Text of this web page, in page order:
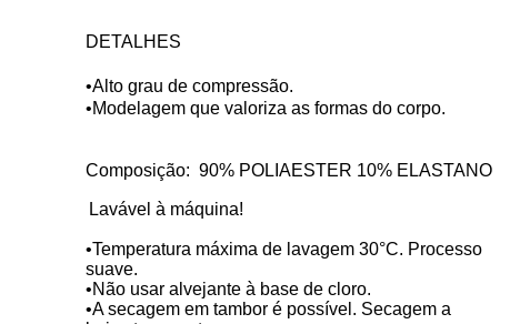
DETALHES
•Alto grau de compressão.
•Modelagem que valoriza as formas do corpo.
Composição: 90% POLIAESTER 10% ELASTANO
Lavável à máquina!
•Temperatura máxima de lavagem 30°C. Processo
suave.
•Não usar alvejante à base de cloro.
•A secagem em tambor é possível. Secagem a